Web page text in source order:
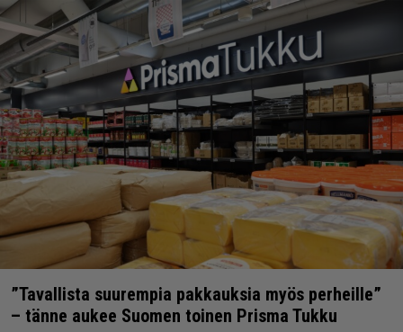
”Tavallista suurempia pakkauksia myös perheille”
– tänne aukee Suomen toinen Prisma Tukku